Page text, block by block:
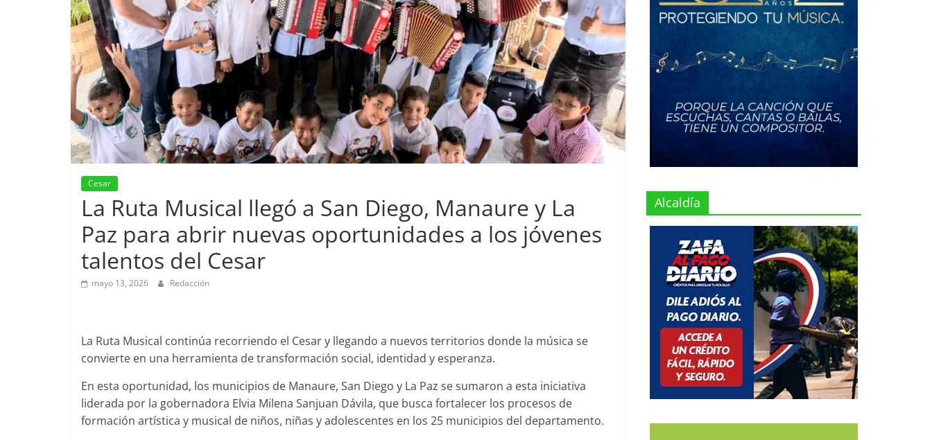
Cesar
La Ruta Musical llegó a San Diego, Manaure y La
Paz para abrir nuevas oportunidades a los jóvenes
talentos del Cesar
mayo 13, 2026 Redacción
La Ruta Musical continúa recorriendo el Cesar y llegando a nuevos territorios donde la música se
convierte en una herramienta de transformación social, identidad y esperanza.
En esta oportunidad, los municipios de Manaure, San Diego y La Paz se sumaron a esta iniciativa
liderada por la gobernadora Elvia Milena Sanjuan Dávila, que busca fortalecer los procesos de
formación artística y musical de niños, niñas y adolescentes en los 25 municipios del departamento.
Alcaldía